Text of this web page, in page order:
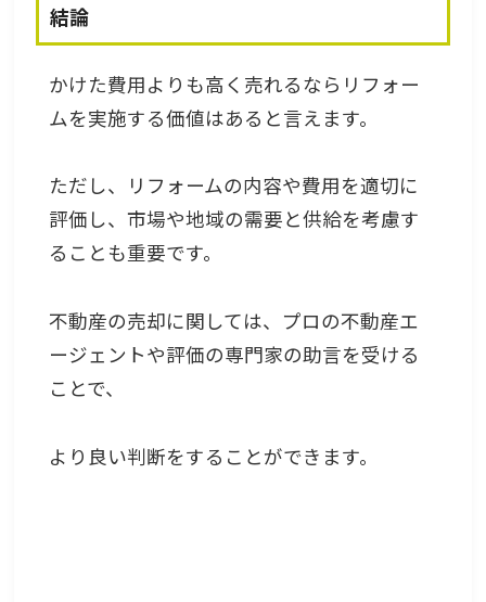
結論
かけた費用よりも高く売れるならリフォー
ムを実施する価値はあると言えます。
ただし、リフォームの内容や費用を適切に
評価し、市場や地域の需要と供給を考慮す
ることも重要です。
不動産の売却に関しては、プロの不動産エ
ージェントや評価の専門家の助言を受ける
ことで、
より良い判断をすることができます。